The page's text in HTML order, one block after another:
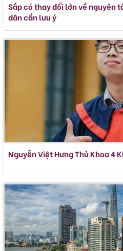
Sắp có thay đổi lớn về nguyên
dân cần lưu ý
Nguyễn Việt Hưng Thủ Khoa 4